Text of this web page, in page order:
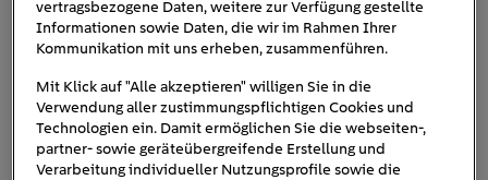
vertragsbezogene Daten, weitere zur Verfügung gestellte
Informationen sowie Daten, die wir im Rahmen Ihrer
Kommunikation mit uns erheben, zusammenführen.
Mit Klick auf "Alle akzeptieren" willigen Sie in die
Verwendung aller zustimmungspflichtigen Cookies und
Technologien ein. Damit ermöglichen Sie die webseiten-,
partner- sowie geräteübergreifende Erstellung und
Verarbeitung individueller Nutzungsprofile sowie die